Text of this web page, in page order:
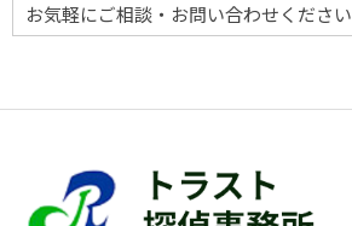
お気軽にご相談・お問い合わせください